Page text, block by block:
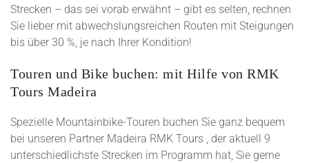
Strecken – das sei vorab erwähnt – gibt es selten, rechnen
Sie lieber mit abwechslungsreichen Routen mit Steigungen
bis über 30 %, je nach Ihrer Kondition!
Touren und Bike buchen: mit Hilfe von RMK
Tours Madeira
Spezielle Mountainbike-Touren buchen Sie ganz bequem
bei unseren Partner Madeira RMK Tours , der aktuell 9
unterschiedlichste Strecken im Programm hat, Sie gerne